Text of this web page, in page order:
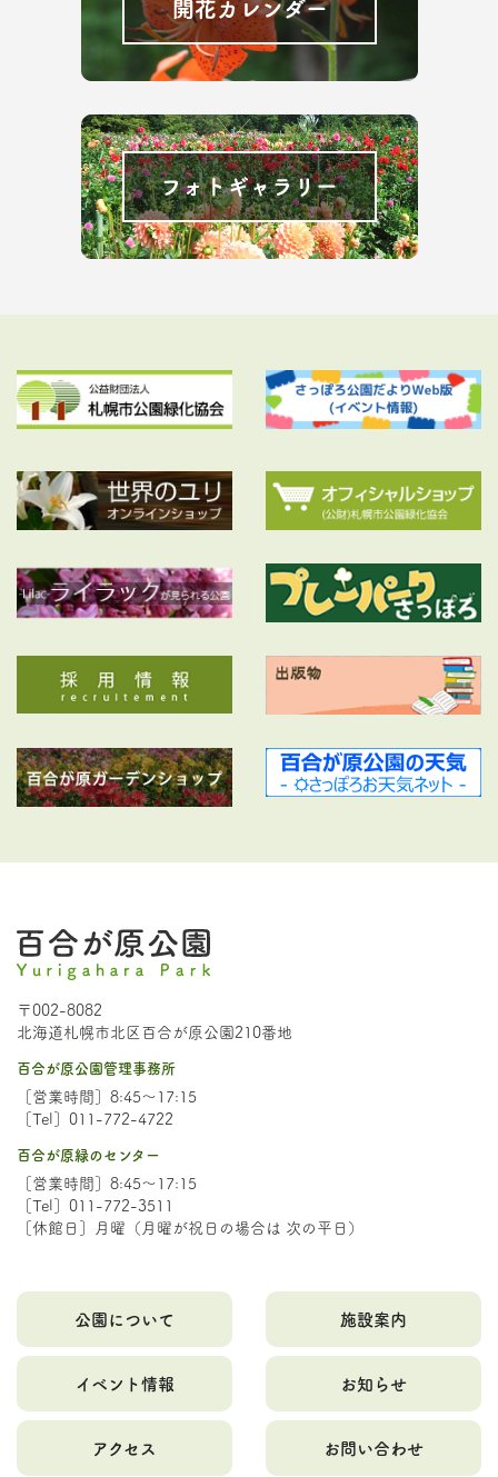
〒002-8082
北海道札幌市北区百合が原公園210番地
百合が原公園管理事務所
［営業時間］8:45～17:15
［Tel］011-772-4722
百合が原緑のセンター
［営業時間］8:45～17:15
［Tel］011-772-3511
［休館日］月曜（月曜が祝日の場合は 次の平日）
公園について 施設案内
イベント情報 お知らせ
アクセス お問い合わせ